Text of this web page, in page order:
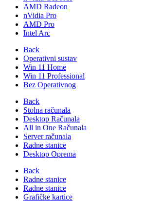
AMD Radeon
nVidia Pro
AMD Pro
Intel Arc
Back
Operativni sustav
Win 11 Home
Win 11 Professional
Bez Operativnog
Back
Stolna računala
Desktop Računala
All in One Računala
Server računala
Radne stanice
Desktop Oprema
Back
Radne stanice
Radne stanice
Grafičke kartice